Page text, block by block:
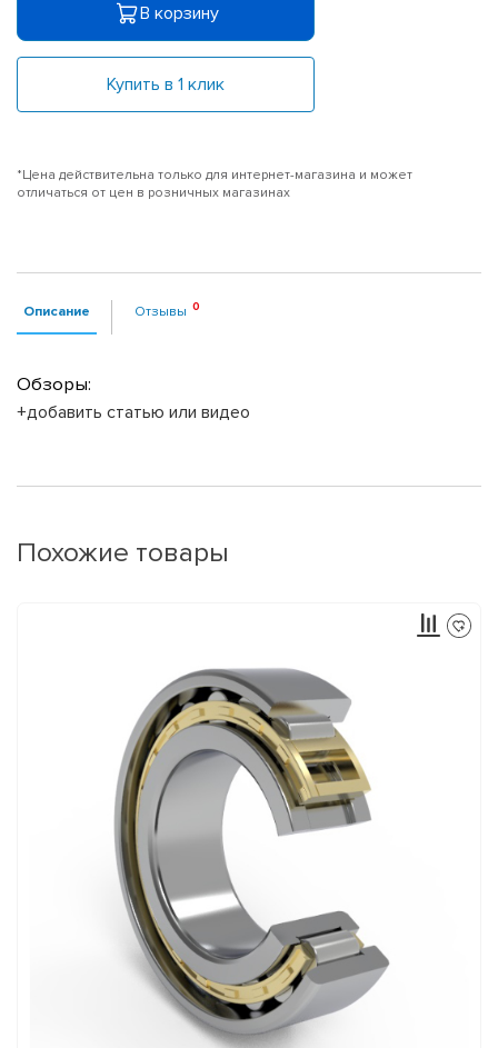
В корзину
Купить в 1 клик
*Цена действительна только для интернет-магазина и может
отличаться от цен в розничных магазинах
Описание Отзывы
Обзоры:
+добавить статью или видео
Похожие товары